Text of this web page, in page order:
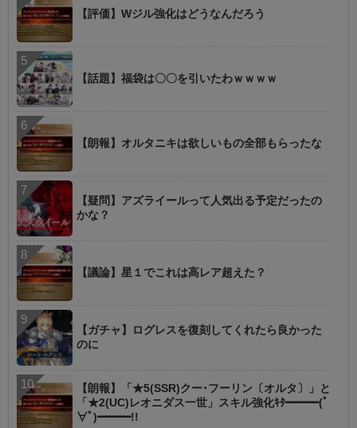
【評価】Wジル強化はどうなんだろう
【話題】福袋は〇〇を引いたわｗｗｗｗ
【朗報】オルタニキは欲しいもの全部もらったな
【疑問】アズライールって人気出る予定だったの
かな？
【議論】星１でこれは高レア超えた？
【ガチャ】ログレスを復刻してくれたら良かった
のに
【朗報】「★5(SSR)クー･フーリン〔オルタ〕」と
「★2(UC)レオニダス一世」スキル強化ｷﾀ━━━(ﾟ
∀ﾟ)━━━!!